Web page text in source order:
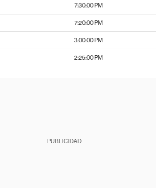
7:30:00 PM
7:20:00 PM
3:00:00 PM
2:25:00 PM
PUBLICIDAD